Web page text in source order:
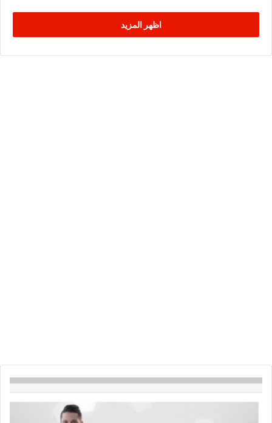
وأمس السبت، نشر الفهري تدوينة في حسابه على موقع أنستغرام،
عقب بث حلقة أولاد مفيدة، بعد القيام بعملية مونتاج لها: “هل
اظهر المزيد
ا